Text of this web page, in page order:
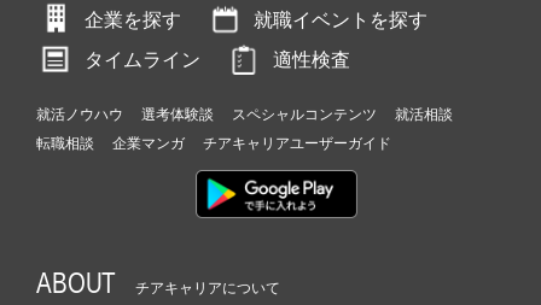
企業を探す
就職イベントを探す
タイムライン
適性検査
就活ノウハウ 選考体験談 スペシャルコンテンツ
就活相談
転職相談
企業マンガ チアキャリアユーザーガイド
ABOUT チアキャリアについて